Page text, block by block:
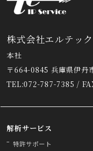
株式会社エルテック
本社
〒664-0845 兵庫県伊丹
TEL:072-787-7385 /
解析サービス
特許サポート